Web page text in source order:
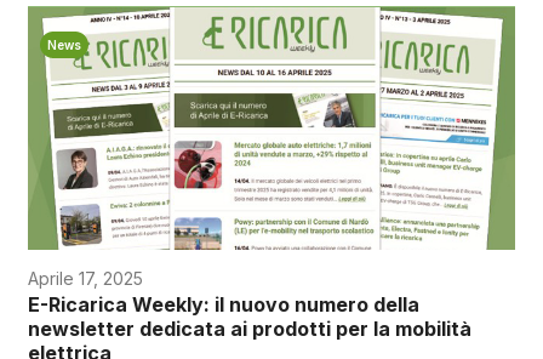
News
Aprile 17, 2025
E-Ricarica Weekly: il nuovo numero della
newsletter dedicata ai prodotti per la mobilità
elettrica